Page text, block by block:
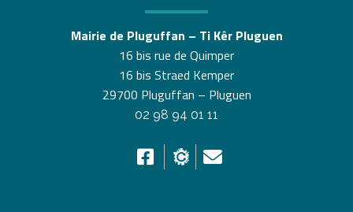
Mairie de Pluguffan – Ti Kêr Pluguen
16 bis rue de Quimper
16 bis Straed Kemper
29700 Pluguffan – Pluguen
02 98 94 01 11